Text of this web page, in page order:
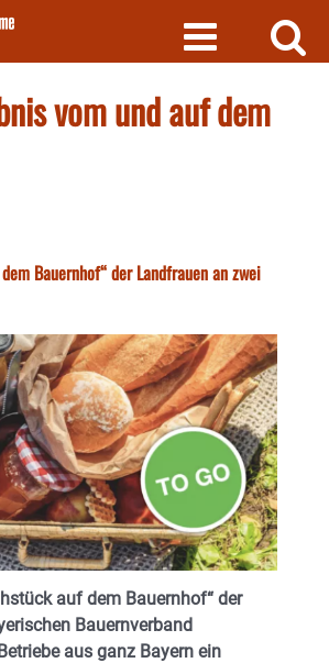
vom und auf dem
Bauernhof“ der Landfrauen an zwei
auf dem Bauernhof“ der
Bauernverband
aus ganz Bayern ein